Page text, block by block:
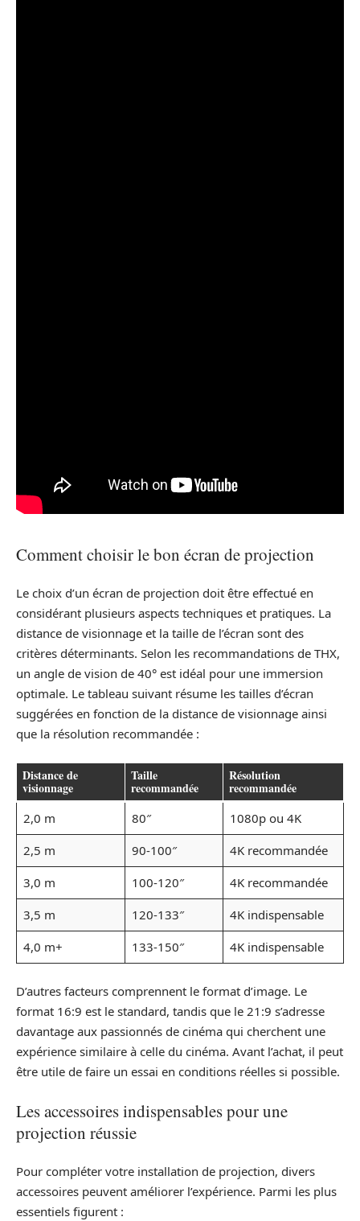
Comment choisir le bon écran de projection
Le choix d’un écran de projection doit être effectué en
considérant plusieurs aspects techniques et pratiques. La
distance de visionnage et la taille de l’écran sont des
critères déterminants. Selon les recommandations de THX,
un angle de vision de 40° est idéal pour une immersion
optimale. Le tableau suivant résume les tailles d’écran
suggérées en fonction de la distance de visionnage ainsi
que la résolution recommandée :
Distance de
visionnage
Taille
recommandée
Résolution
recommandée
2,0 m 80″
1080p ou 4K
2,5 m
90-100″
4K recommandée
3,0 m
100-120″
4K recommandée
3,5 m
120-133″
4K indispensable
4,0 m+
133-150″ 4K indispensable
D’autres facteurs comprennent le format d’image. Le
format 16:9 est le standard, tandis que le 21:9 s’adresse
davantage aux passionnés de cinéma qui cherchent une
expérience similaire à celle du cinéma. Avant l’achat, il peut
être utile de faire un essai en conditions réelles si possible.
Les accessoires indispensables pour une
projection réussie
Pour compléter votre installation de projection, divers
accessoires peuvent améliorer l’expérience. Parmi les plus
essentiels figurent :